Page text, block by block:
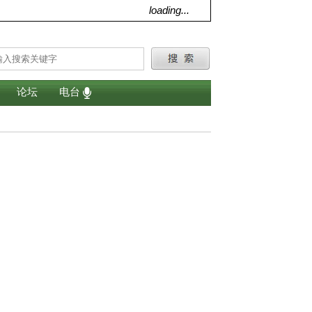
loading...
论坛 电台